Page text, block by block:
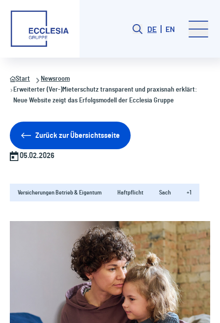
DE EN
Start
Newsroom
Erweiterter (Ver-)Mieterschutz transparent und praxisnah erklärt:
Neue Website zeigt das Erfolgsmodell der Ecclesia Gruppe
Zurück zur Übersichtsseite
05.02.2026
Versicherungen Betrieb & Eigentum Haftpflicht Sach +1